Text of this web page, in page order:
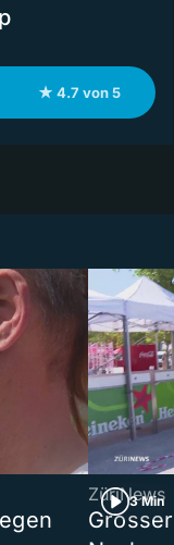
★ 4.7 von 5
3 Min
ZüriNews